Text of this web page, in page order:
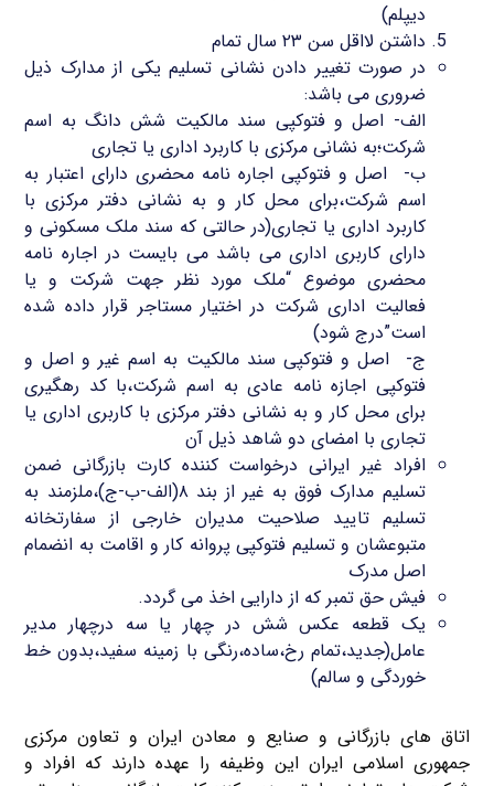
دیپلم)
داشتن لااقل سن ۲۳ سال تمام
در صورت تغییر دادن نشانی تسلیم یکی از مدارک ذیل
ضروری می باشد:
الف- اصل و فتوکپی سند مالکیت شش دانگ به اسم
شرکت؛به نشانی مرکزی با کاربرد اداری یا تجاری
ب- اصل و فتوکپی اجاره نامه محضری دارای اعتبار به
اسم شرکت،برای محل کار و به نشانی دفتر مرکزی با
کاربرد اداری یا تجاری(در حالتی که سند ملک مسکونی و
دارای کاربری اداری می باشد می بایست در اجاره نامه
محضری موضوع “ملک مورد نظر جهت شرکت و یا
فعالیت اداری شرکت در اختیار مستاجر قرار داده شده
است”درج شود)
ج- اصل و فتوکپی سند مالکیت به اسم غیر و اصل و
فتوکپی اجازه نامه عادی به اسم شرکت،با کد رهگیری
برای محل کار و به نشانی دفتر مرکزی با کاربری اداری یا
تجاری با امضای دو شاهد ذیل آن
افراد غیر ایرانی درخواست کننده کارت بازرگانی ضمن
تسلیم مدارک فوق به غیر از بند ۸(الف-ب-ج)،ملزمند به
تسلیم تایید صلاحیت مدیران خارجی از سفارتخانه
متبوعشان و تسلیم فتوکپی پروانه کار و اقامت به انضمام
اصل مدرک
فیش حق تمبر که از دارایی اخذ می گردد.
یک قطعه عکس شش در چهار یا سه درچهار مدیر
عامل(جدید،تمام رخ،ساده،رنگی با زمینه سفید،بدون خط
خوردگی و سالم)
اتاق های بازرگانی و صنایع و معادن ایران و تعاون مرکزی
جمهوری اسلامی ایران این وظیفه را عهده دارند که افراد و